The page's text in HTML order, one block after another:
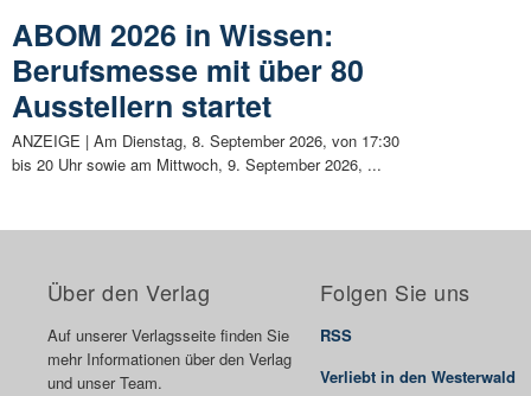
ABOM 2026 in Wissen:
Berufsmesse mit über 80
Ausstellern startet
ANZEIGE | Am Dienstag, 8. September 2026, von 17:30
bis 20 Uhr sowie am Mittwoch, 9. September 2026, ...
Über den Verlag
Auf unserer Verlagsseite finden Sie
mehr Informationen über den Verlag
und unser Team.
Folgen Sie uns
RSS
Verliebt in den Westerwald